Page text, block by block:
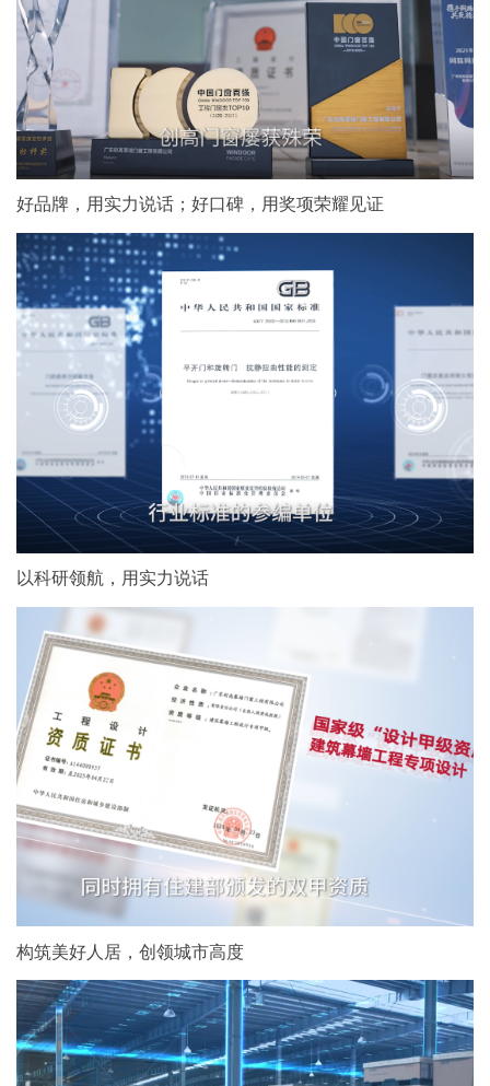
好品牌，用实力说话；好口碑，用奖项荣耀见证
以科研领航，用实力说话
构筑美好人居，创领城市高度